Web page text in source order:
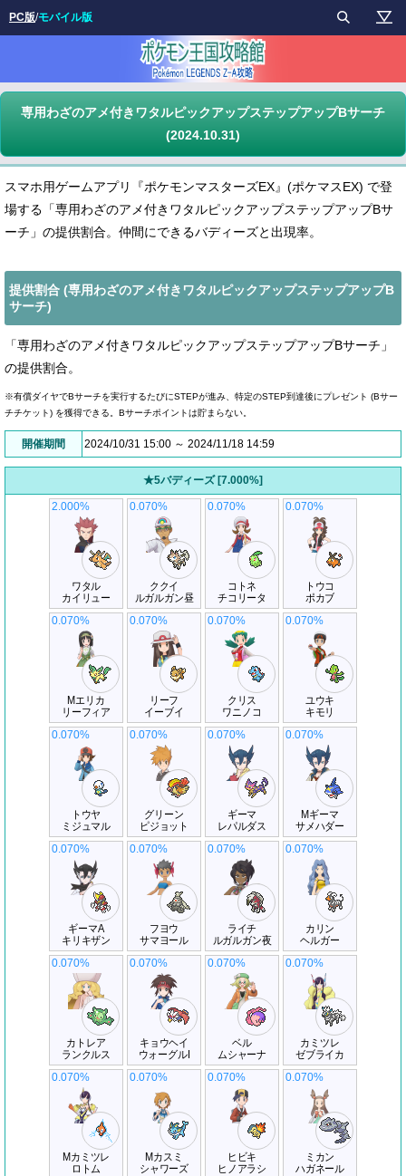
専用わざのアメ付きワタルピックアップステップアップBサーチ
(2024.10.31)
スマホ用ゲームアプリ『ポケモンマスターズEX』(ポケマスEX) で登
場する「専用わざのアメ付きワタルピックアップステップアップBサ
ーチ」の提供割合。仲間にできるバディーズと出現率。
提供割合 (専用わざのアメ付きワタルピックアップステップアップB
サーチ)
「専用わざのアメ付きワタルピックアップステップアップBサーチ」
の提供割合。
※有償ダイヤでBサーチを実行するたびにSTEPが進み、特定のSTEP到達後にプレゼント (Bサー
チチケット) を獲得できる。Bサーチポイントは貯まらない。
開催期間 2024/10/31 15:00 ～ 2024/11/18 14:59
★5バディーズ [7.000%]
ワタル
カイリュー
2.000%
ククイ
ルガルガン昼
0.070%
コトネ
チコリータ
0.070%
トウコ
ポカブ
0.070%
Mエリカ
リーフィア
0.070%
リーフ
イーブイ
0.070%
クリス
ワニノコ
0.070%
ユウキ
キモリ
0.070%
トウヤ
ミジュマル
0.070%
グリーン
ピジョット
0.070%
ギーマ
レパルダス
0.070%
Mギーマ
サメハダー
0.070%
ギーマA
キリキザン
0.070%
フヨウ
サマヨール
0.070%
ライチ
ルガルガン夜
0.070%
カリン
ヘルガー
0.070%
カトレア
ランクルス
0.070%
キョウヘイ
ウォーグルI
0.070%
ベル
ムシャーナ
0.070%
カミツレ
ゼブライカ
0.070%
Mカミツレ
ロトム
0.070%
Mカスミ
シャワーズ
0.070%
ヒビキ
ヒノアラシ
0.070%
ミカン
ハガネール
0.070%
PC版/モバイル版